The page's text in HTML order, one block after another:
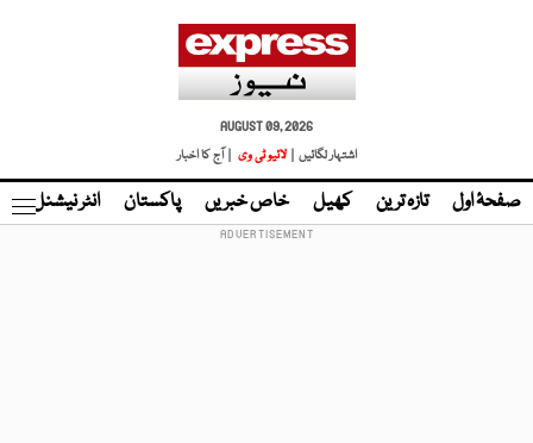
AUGUST 09, 2026
اشتہار لگائیں |
لائیو ٹی وی | آج کا اخبار
صفحۂ اول تازہ ترین کھیل خاص خبریں پاکستان انٹر نیشنل